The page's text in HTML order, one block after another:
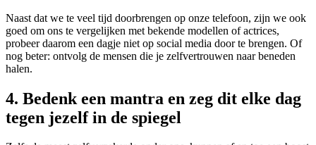
Naast dat we te veel tijd doorbrengen op onze telefoon, zijn we ook
goed om ons te vergelijken met bekende modellen of actrices,
probeer daarom een dagje niet op social media door te brengen. Of
nog beter: ontvolg de mensen die je zelfvertrouwen naar beneden
halen.
4. Bedenk een mantra en zeg dit elke dag
tegen jezelf in de spiegel